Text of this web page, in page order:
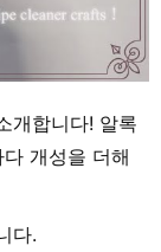
개합니다! 알록
개성을 더해
다.